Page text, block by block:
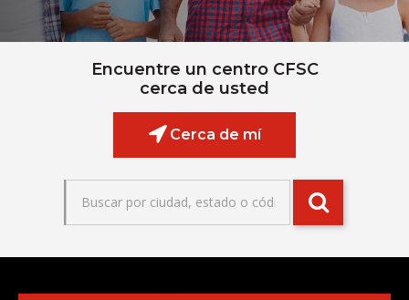
Encuentre un centro CFSC
cerca de usted
Cerca de mí